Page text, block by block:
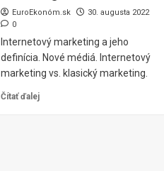
EuroEkonóm.sk
30. augusta 2022
0
Internetový marketing a jeho
definícia. Nové médiá. Internetový
marketing vs. klasický marketing.
Čítať ďalej